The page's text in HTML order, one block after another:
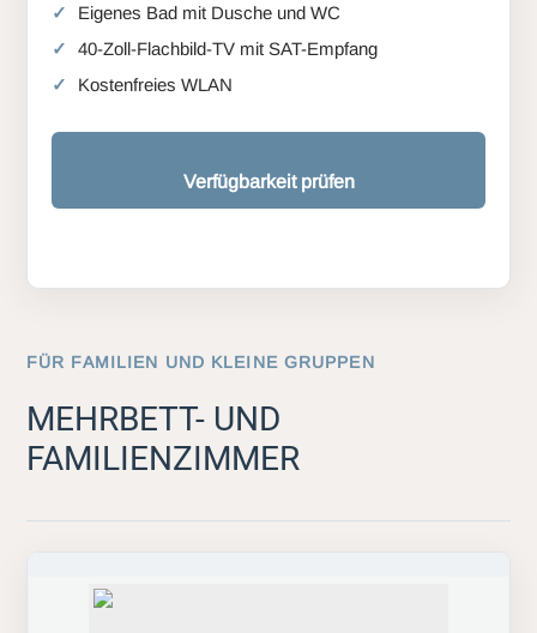
Eigenes Bad mit Dusche und WC
40-Zoll-Flachbild-TV mit SAT-Empfang
Kostenfreies WLAN
Verfügbarkeit prüfen
FÜR FAMILIEN UND KLEINE GRUPPEN
MEHRBETT- UND
FAMILIENZIMMER